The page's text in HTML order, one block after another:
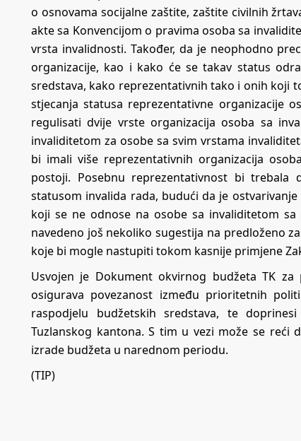
o osnovama socijalne zaštite, zaštite civilnih
akte sa Konvencijom o pravima osoba sa
vrsta invalidnosti. Također, da je neophodno
organizacije, kao i kako će se takav status
sredstava, kako reprezentativnih tako i onih koji
stjecanja statusa reprezentativne organizacije
regulisati dvije vrste organizacija osoba sa
invaliditetom za osobe sa svim vrstama
bi imali više reprezentativnih organizacija
postoji. Posebnu reprezentativnost bi
statusom invalida rada, budući da je
koji se ne odnose na osobe sa invaliditetom
navedeno još nekoliko sugestija na predloženo
koje bi mogle nastupiti tokom kasnije primjene
Usvojen je Dokument okvirnog budžeta TK
osigurava povezanost između prioritetnih
raspodjelu budžetskih sredstava, te
Tuzlanskog kantona. S tim u vezi može se
izrade budžeta u narednom periodu.
(TIP)